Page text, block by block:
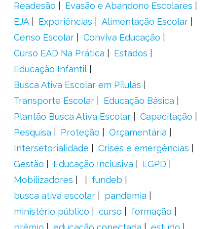
Readesão
Evasão e Abandono Escolares
EJA
Experiências
Alimentação Escolar
Censo Escolar
Conviva Educação
Curso EAD Na Prática
Estados
Educação Infantil
Busca Ativa Escolar em Pílulas
Transporte Escolar
Educação Básica
Plantão Busca Ativa Escolar
Capacitação
Pesquisa
Proteção
Orçamentária
Intersetorialidade
Crises e emergências
Gestão
Educação Inclusiva
LGPD
Mobilizadores
fundeb
busca ativa escolar
pandemia
ministério público
curso
formação